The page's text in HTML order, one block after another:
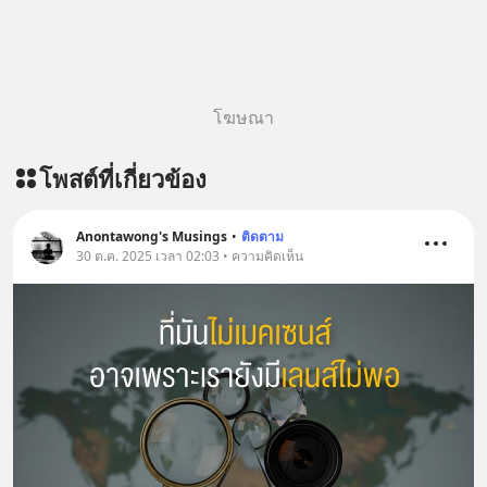
original article appeared here
https://www.tharadhol.com/geek-
chinese-evs/ ติดตามสาระดี ๆ อัพเดท
--> https://lin.ee/aMEkyNA
========================= 📣
สนับสนุนโดย 📣
=========================
เครียด หลับยาก ผมอยากแนะนำ
ผลิตภัณฑ์เสริมอาหาร Diip CBD ช่วย
บรรเทาความเครียด ลดความวิตกกังวล
เพิ่มการผ่อนคลาย ซึ่งช่วยให้การนอน
หลับมีประสิทธิภาพมากยิ่งขึ้น 📍 สนใจ
สั่งซื้อสินค้า Diip CBD 💬 LINE :
โฆษณา
โพสต์ที่เกี่ยวข้อง
Anontawong's Musings • ติดตาม
30 ต.ค. 2025 เวลา 02:03 • ความคิดเห็น